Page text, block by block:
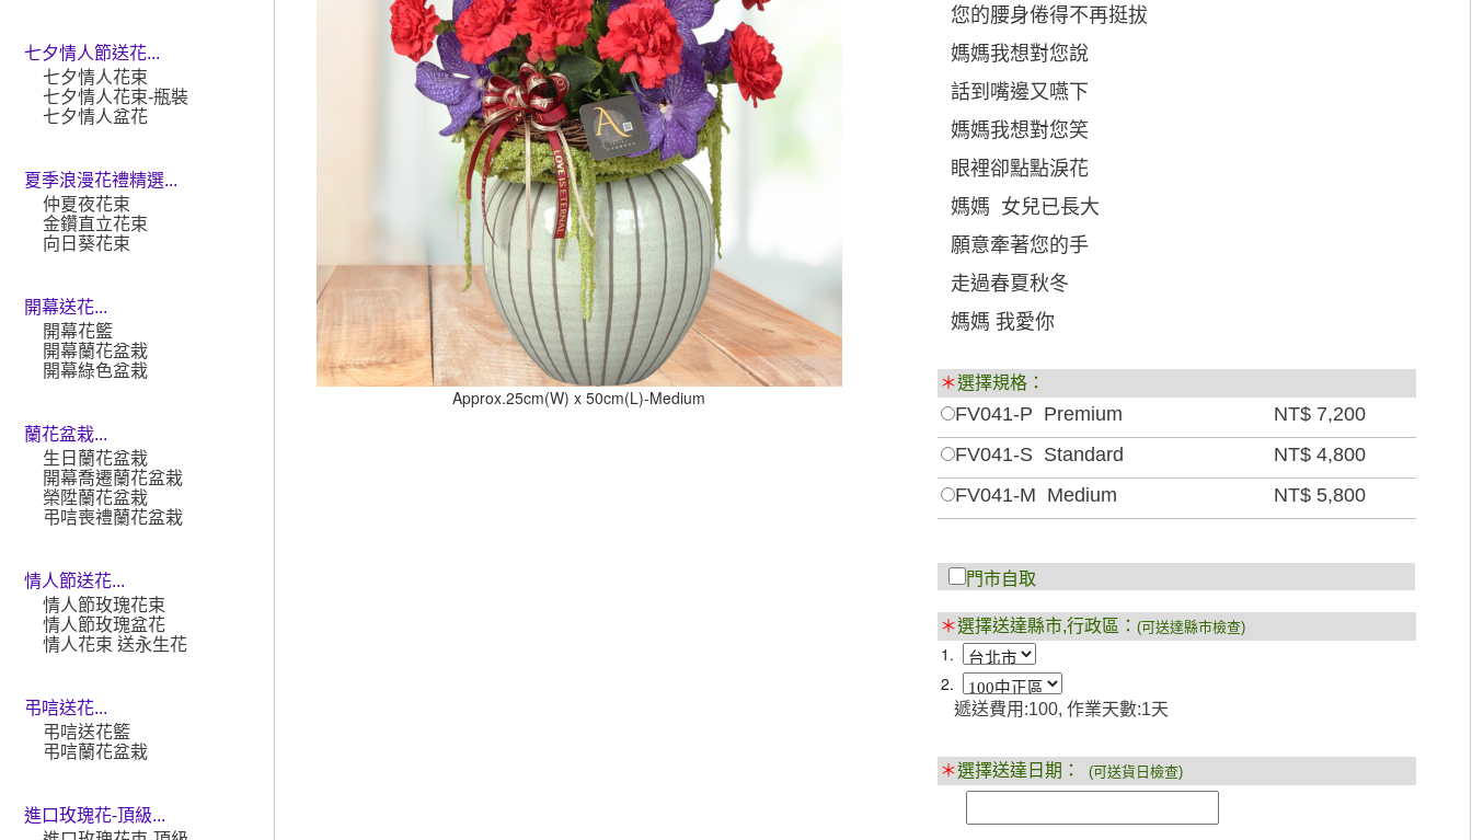
七夕情人節送花...
七夕情人花束
七夕情人花束-瓶裝
七夕情人盆花
夏季浪漫花禮精選...
仲夏夜花束
金鑽直立花束
向日葵花束
開幕送花...
開幕花籃
開幕蘭花盆栽
開幕綠色盆栽
蘭花盆栽...
生日蘭花盆栽
開幕喬遷蘭花盆栽
榮陞蘭花盆栽
弔唁喪禮蘭花盆栽
情人節送花...
情人節玫瑰花束
情人節玫瑰盆花
情人花束 送永生花
弔唁送花...
弔唁送花籃
弔唁蘭花盆栽
進口玫瑰花-頂級...
Approx.25cm(W) x 50cm(L)-Medium
您的腰身倦得不再挺拔
媽媽我想對您說
話到嘴邊又嚥下
媽媽我想對您笑
眼裡卻點點淚花
媽媽 女兒已長大
願意牽著您的手
走過春夏秋冬
媽媽 我愛你
＊選擇規格：
FV041-P Premium
NT$ 7,200
FV041-S Standard
NT$ 4,800
FV041-M Medium
NT$ 5,800
門市自取
＊選擇送達縣市,行政區： (可送達縣市檢查)
1.
2.
遞送費用:100, 作業天數:1天
＊選擇送達日期： (可送貨日檢查)